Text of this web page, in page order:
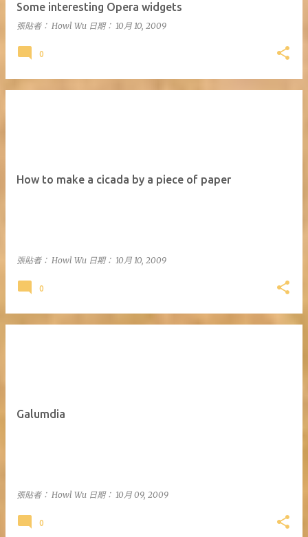
Some interesting Opera widgets
張貼者： Howl Wu 日期： 10月 10, 2009
0
How to make a cicada by a piece of paper
張貼者： Howl Wu 日期： 10月 10, 2009
0
Galumdia
張貼者： Howl Wu 日期： 10月 09, 2009
0